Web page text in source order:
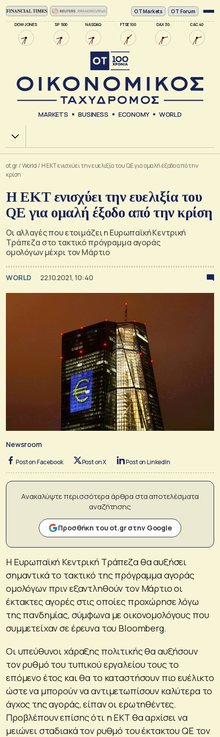
DOW JONES SP 500 NASDAQ FTSE 100 DAX 30 CAC 40
ΟΤ Markets OT Forum
MARKETS BUSINESS ECONOMY WORLD
Χ.Α.
ot.gr/World / Η ΕΚΤ ενισχύει την ευελιξία του QE για ομαλή έξοδο από την
κρίση
Η ΕΚΤ ενισχύει την ευελιξία του
QE για ομαλή έξοδο από την κρίση
Οι αλλαγές που ετοιμάζει η Ευρωπαϊκή Κεντρική
Τράπεζα στο τακτικό πρόγραμμα αγοράς
ομολόγων μέχρι τον Μάρτιο
WORLD 22.10.2021, 10:40
Newsroom
Post on Facebook Post on X Post on LinkedIn
Ανακαλύψτε περισσότερα άρθρα στα αποτελέσματα
αναζήτησης
Προσθήκη του ot.gr στην Google
Η Ευρωπαϊκή Κεντρική Τράπεζα θα αυξήσει
σημαντικά το τακτικό της πρόγραμμα αγοράς
ομολόγων πριν εξαντληθούν τον Μάρτιο οι
έκτακτες αγορές στις οποίες προχώρησε λόγω
της πανδημίας, σύμφωνα με οικονομολόγους που
συμμετείχαν σε έρευνα του Bloomberg.
Οι υπεύθυνοι χάραξης πολιτικής θα αυξήσουν
τον ρυθμό του τυπικού εργαλείου τους το
επόμενο έτος και θα το καταστήσουν πιο ευέλικτο
ώστε να μπορούν να αντιμετωπίσουν καλύτερα το
άγχος της αγοράς, είπαν οι ερωτηθέντες.
Προβλέπουν επίσης ότι η ΕΚΤ θα αρχίσει να
μειώνει σταδιακά τον ρυθμό του έκτακτου QE τον